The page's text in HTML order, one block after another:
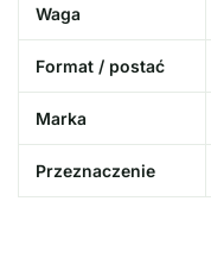
Waga
Format / postać
Marka
Przeznaczenie